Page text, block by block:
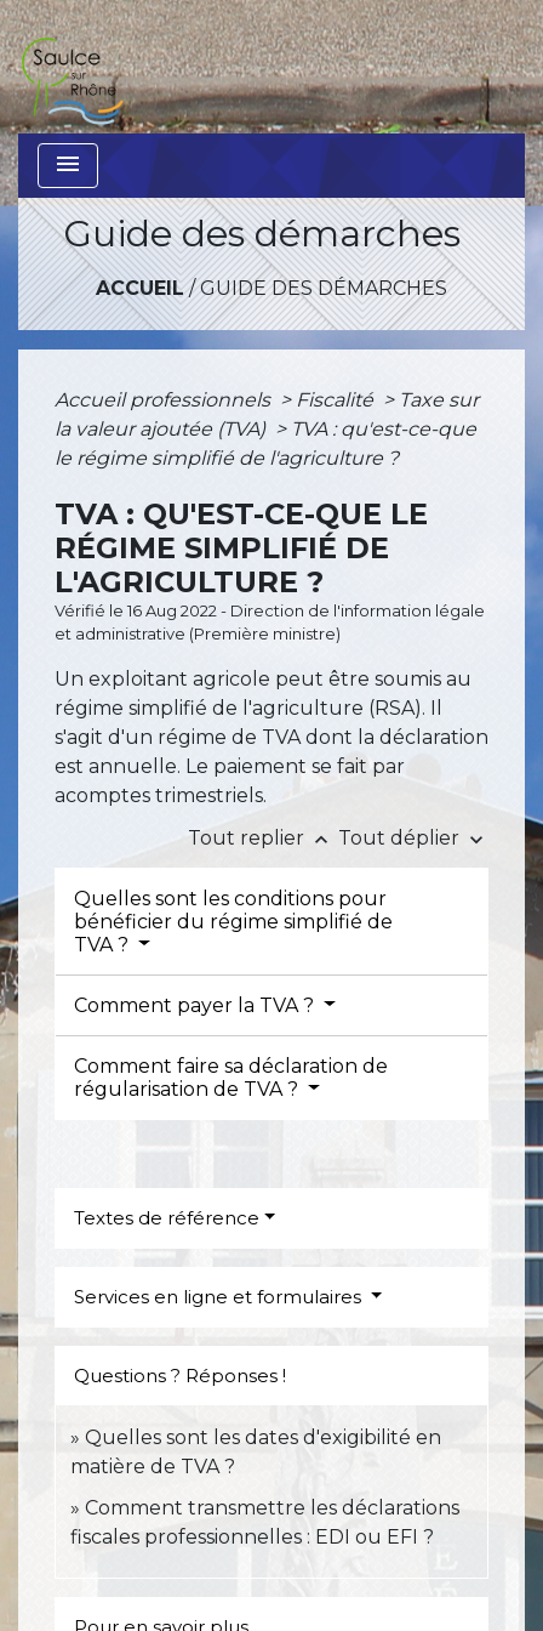
menu
Guide des démarches
ACCUEIL/GUIDE DES DÉMARCHES
Accueil professionnels > Fiscalité > Taxe sur
la valeur ajoutée (TVA) > TVA : qu'est-ce-que
le régime simplifié de l'agriculture ?
TVA : QU'EST-CE-QUE LE
RÉGIME SIMPLIFIÉ DE
L'AGRICULTURE ?
Vérifié le 16 Aug 2022 - Direction de l'information légale
et administrative (Première ministre)
Un exploitant agricole peut être soumis au
régime simplifié de l'agriculture (RSA). Il
s'agit d'un régime de TVA dont la déclaration
est annuelle. Le paiement se fait par
acomptes trimestriels.
Tout replier keyboard_arrow_up Tout déplier keyboard_arrow_down
Quelles sont les conditions pour
bénéficier du régime simplifié de
TVA ?
Comment payer la TVA ?
Comment faire sa déclaration de
régularisation de TVA ?
Textes de référence
Services en ligne et formulaires
Questions ? Réponses !
Quelles sont les dates d'exigibilité en
matière de TVA ?
Comment transmettre les déclarations
fiscales professionnelles : EDI ou EFI ?
Pour en savoir plus